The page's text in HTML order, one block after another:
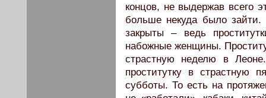
концов, не выдержав всего
больше некуда было
закрыты – ведь
набожные женщины.
страстную неделю в
проститутку в страстную
субботы. То есть на